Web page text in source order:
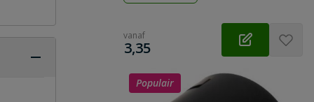
vanaf
€
3,35
Populair